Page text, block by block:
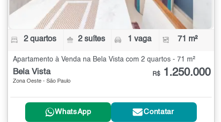
2 quartos 2 suítes 1 vaga 71 m²
Apartamento à Venda na Bela Vista com 2 quartos - 71 m²
Bela Vista
Zona Oeste - São Paulo
R$ 1.250.000
WhatsApp Contatar